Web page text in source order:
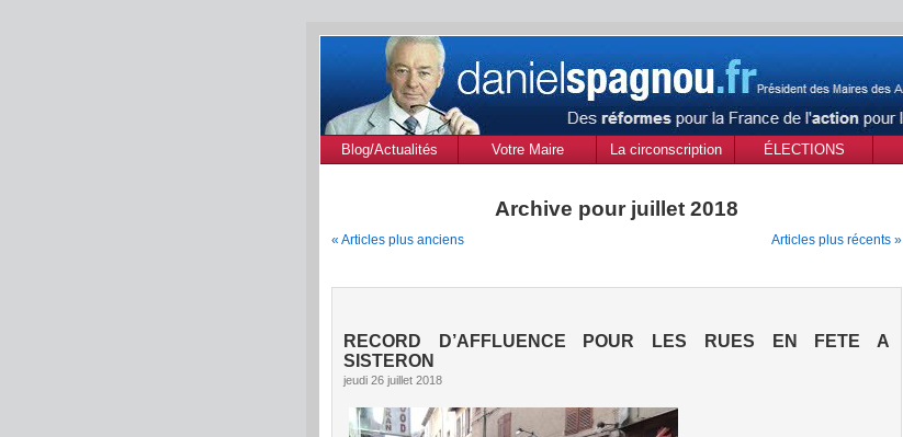
Blog/Actualités Votre Maire
La circonscription
Provence
ÉLECTIONS
Archive pour juillet 2018
« Articles plus anciens Articles plus récents »
RECORD D’AFFLUENCE POUR LES RUES EN FETE A
SISTERON
jeudi 26 juillet 2018